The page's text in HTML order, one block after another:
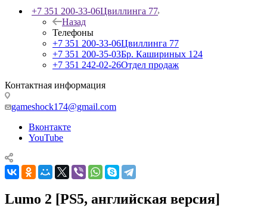
+7 351 200-33-06Цвиллинга 77
Назад
Телефоны
+7 351 200-33-06Цвиллинга 77
+7 351 200-35-03Бр. Кашириных 124
+7 351 242-02-26Отдел продаж
Контактная информация
gameshock174@gmail.com
Вконтакте
YouTube
Lumo 2 [PS5, английская версия]